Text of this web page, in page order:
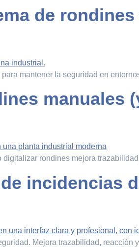
de
mantener la seguridad en
manuales
rondines mejora
incidencias
Mejora trazabilidad, reacción